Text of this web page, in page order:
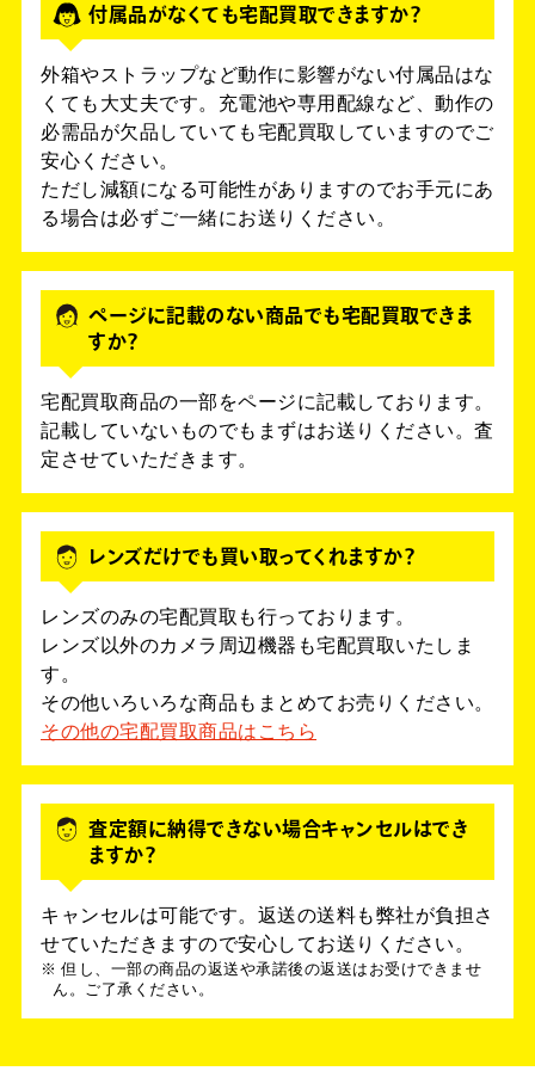
付属品がなくても宅配買取できますか？
外箱やストラップなど動作に影響がない付属品はな
くても大丈夫です。充電池や専用配線など、動作の
必需品が欠品していても宅配買取していますのでご
安心ください。
ただし減額になる可能性がありますのでお手元にあ
る場合は必ずご一緒にお送りください。
ページに記載のない商品でも宅配買取できま
すか？
宅配買取商品の一部をページに記載しております。
記載していないものでもまずはお送りください。査
定させていただきます。
レンズだけでも買い取ってくれますか？
レンズのみの宅配買取も行っております。
レンズ以外のカメラ周辺機器も宅配買取いたしま
す。
その他いろいろな商品もまとめてお売りください。
その他の宅配買取商品はこちら
査定額に納得できない場合キャンセルはでき
ますか？
キャンセルは可能です。返送の送料も弊社が負担さ
せていただきますので安心してお送りください。
但し、一部の商品の返送や承諾後の返送はお受けできませ
ん。ご了承ください。